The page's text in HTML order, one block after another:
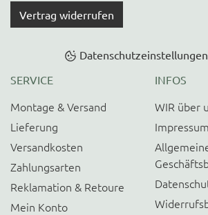
Vertrag widerrufen
SERVICE
Montage & Versand
Lieferung
Versandkosten
Zahlungsarten
Reklamation & Retoure
Mein Konto
INFOS
WIR über
Impressum